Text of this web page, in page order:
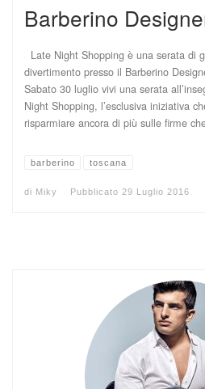
Barberino
Late Night Shopping è una serata di
divertimento presso il Barberino
Sabato 30 luglio vivi una serata
Night Shopping, l’esclusiva iniziativa
risparmiare ancora di più sulle firme
barberino toscana
di Miky Pubblicato 29 Luglio 2016